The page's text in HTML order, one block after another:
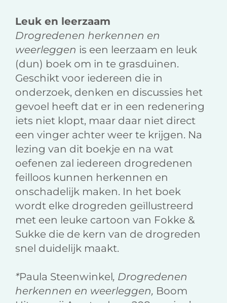
Leuk en leerzaam
Drogredenen herkennen en
weerleggen is een leerzaam en leuk
(dun) boek om in te grasduinen.
Geschikt voor iedereen die in
onderzoek, denken en discussies het
gevoel heeft dat er in een redenering
iets niet klopt, maar daar niet direct
een vinger achter weer te krijgen. Na
lezing van dit boekje en na wat
oefenen zal iedereen drogredenen
feilloos kunnen herkennen en
onschadelijk maken. In het boek
wordt elke drogreden geïllustreerd
met een leuke cartoon van Fokke &
Sukke die de kern van de drogreden
snel duidelijk maakt.
*Paula Steenwinkel, Drogredenen
herkennen en weerleggen, Boom